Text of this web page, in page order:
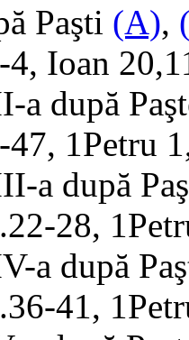
Paşti (A),
Ioan
a după
1Petru
a după
28,
a după
41,